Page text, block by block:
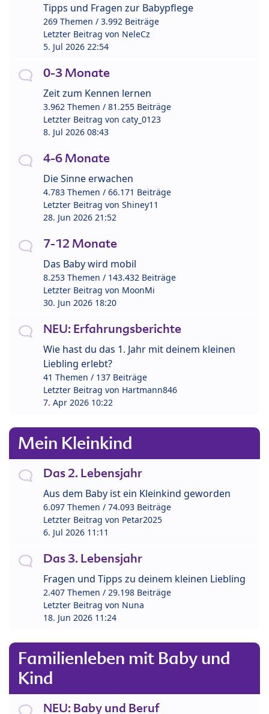
Tipps und Fragen zur Babypflege
269 Themen / 3.992 Beiträge
Letzter Beitrag von NeleCz
5. Jul 2026 22:54
0-3 Monate
Zeit zum Kennen lernen
3.962 Themen / 81.255 Beiträge
Letzter Beitrag von caty_0123
8. Jul 2026 08:43
4-6 Monate
Die Sinne erwachen
4.783 Themen / 66.171 Beiträge
Letzter Beitrag von Shiney11
28. Jun 2026 21:52
7-12 Monate
Das Baby wird mobil
8.253 Themen / 143.432 Beiträge
Letzter Beitrag von MoonMi
30. Jun 2026 18:20
NEU: Erfahrungsberichte
Wie hast du das 1. Jahr mit deinem kleinen
Liebling erlebt?
41 Themen / 137 Beiträge
Letzter Beitrag von Hartmann846
7. Apr 2026 10:22
Mein Kleinkind
Das 2. Lebensjahr
Aus dem Baby ist ein Kleinkind geworden
6.097 Themen / 74.093 Beiträge
Letzter Beitrag von Petar2025
6. Jul 2026 11:11
Das 3. Lebensjahr
Fragen und Tipps zu deinem kleinen Liebling
2.407 Themen / 29.198 Beiträge
Letzter Beitrag von Nuna
18. Jun 2026 11:24
Familienleben mit Baby und
Kind
NEU: Baby und Beruf